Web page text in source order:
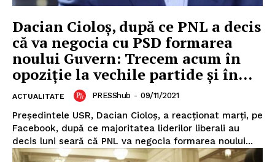
Dacian Cioloș, după ce PNL a decis
că va negocia cu PSD formarea
noului Guvern: Trecem acum în
opoziţie la vechile partide şi în...
ACTUALITATE PRESShub - 09/11/2021
Preşedintele USR, Dacian Cioloş, a reacționat marți, pe
Facebook, după ce majoritatea liderilor liberali au
decis luni seară că PNL va negocia formarea noului...